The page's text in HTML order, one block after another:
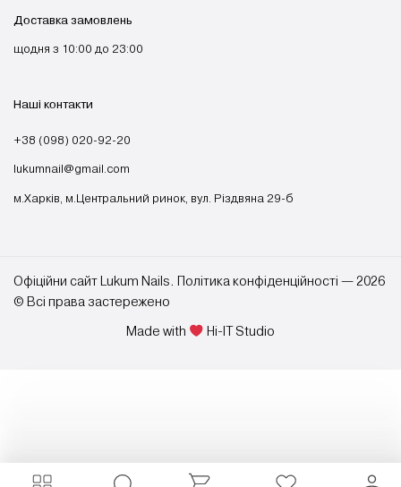
Доставка замовлень
щодня з 10:00 до 23:00
Наші контакти
+38 (098) 020-92-20
lukumnail@gmail.com
м.Харків, м.Центральний ринок, вул. Різдвяна 29-б
Офіційни сайт Lukum Nails. Політика конфіденційності — 2026
© Всі права застережено
Made with Hi-IT Studio